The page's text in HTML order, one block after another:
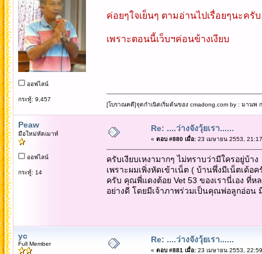
ออฟไลน์
กระทู้: 9,457
ค่อยๆใจเย็นๆ ตามอ่านไปเรื่อยๆนะครับ
เพราะตอนนี้เว็บฯค่อนข้างเงียบ
[โบราณคดี]จุดกำเนิดเริ่มต้นของ cmadong.com by : มานพ
Peaw
มือใหม่หัดเมาท์
ออฟไลน์
กระทู้: 14
Re: ....ว่างจังวุ้ยเรา......
« ตอบ #880 เมื่อ:23 เมษายน 2553,
ครับเงียบเหงามากๆ ไม่ทราบว่ามีใครอยู่บ้
เพราะผมเพิ่งหัดเข้าเน็ต ( บ้านพึ่งมีเน็ตเด้
ครับ คุณพี่แดงต้อย Vet 53 ของเรานี่เอง ที่
อย่างดี โดยมีเจ้าภาพร่วมเป็นคุณพ่อลูกอ่อน
yc
Full Member Re: ....ว่างจังวุ้ยเรา......
« ตอบ #881 เมื่อ:23 เมษายน 2553,